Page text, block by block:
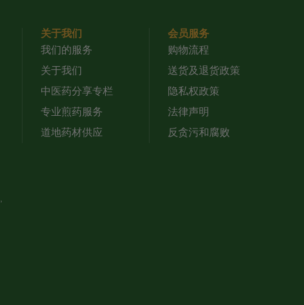
关于我们
我们的服务
关于我们
中医药分享专栏
专业煎药服务
道地药材供应
会员服务
购物流程
送货及退货政策
隐私权政策
法律声明
反贪污和腐败